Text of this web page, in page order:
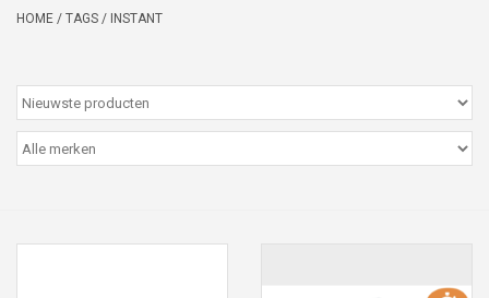
Boekjes
kaartjes
Cadeaubon
HOME / TAGS / INSTANT